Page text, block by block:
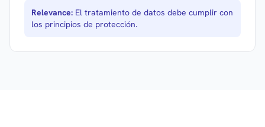
Relevance: El tratamiento de datos debe cumplir con
los principios de protección.